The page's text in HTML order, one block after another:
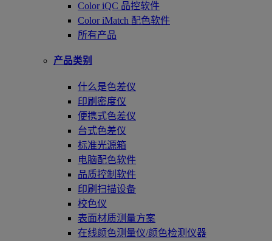
Color iQC 品控软件
Color iMatch 配色软件
所有产品
产品类别
什么是色差仪
印刷密度仪
便携式色差仪
台式色差仪
标准光源箱
电脑配色软件
品质控制软件
印刷扫描设备
校色仪
表面材质测量方案
在线颜色测量仪/颜色检测仪器